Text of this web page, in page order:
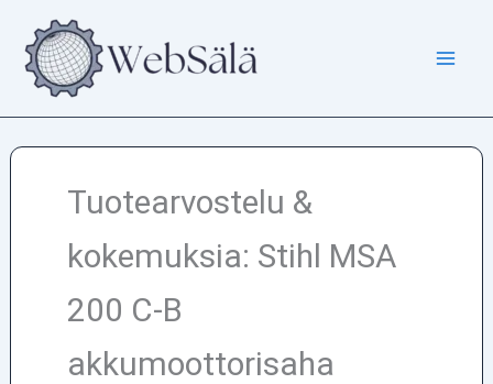
sisältöön
Tuotearvostelu &
kokemuksia: Stihl MSA
200 C-B
akkumoottorisaha